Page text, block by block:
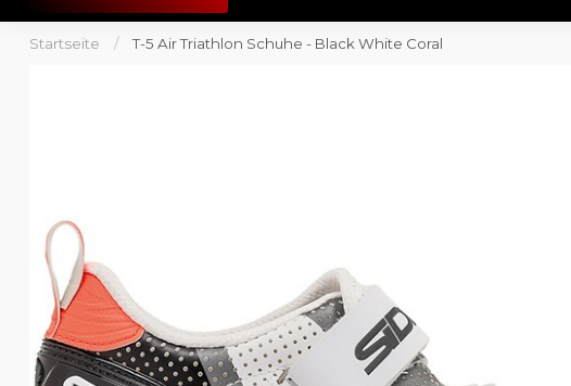
Startseite / T-5 Air Triathlon Schuhe - Black White Coral